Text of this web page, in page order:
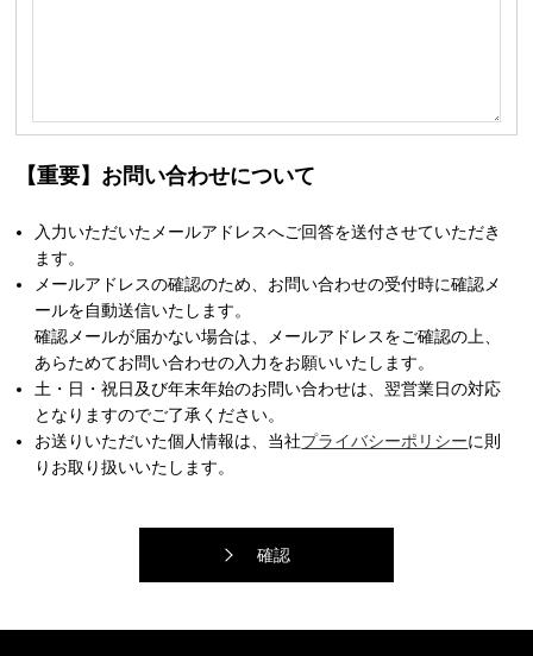
【重要】お問い合わせについて
入力いただいたメールアドレスへご回答を送付させていただき
ます。
メールアドレスの確認のため、お問い合わせの受付時に確認メ
ールを自動送信いたします。
確認メールが届かない場合は、メールアドレスをご確認の上、
あらためてお問い合わせの入力をお願いいたします。
土・日・祝日及び年末年始のお問い合わせは、翌営業日の対応
となりますのでご了承ください。
お送りいただいた個人情報は、当社プライバシーポリシーに則
りお取り扱いいたします。
確認